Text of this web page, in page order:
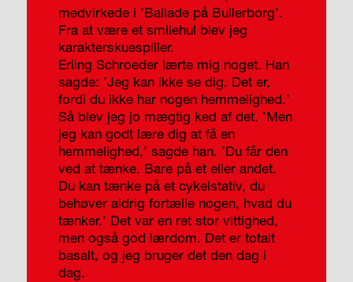
medvirkede i ’Ballade på Bullerborg’.
Fra at være et smilehul blev jeg
karakterskuespiller.
Erling Schroeder lærte mig noget. Han
sagde: ’Jeg kan ikke se dig. Det er,
fordi du ikke har nogen hemmelighed.’
Så blev jeg jo mægtig ked af det. ’Men
jeg kan godt lære dig at få en
hemmelighed,’ sagde han. ’Du får den
ved at tænke. Bare på et eller andet.
Du kan tænke på et cykelstativ, du
behøver aldrig fortælle nogen, hvad du
tænker.’ Det var en ret stor vittighed,
men også god lærdom. Det er totalt
basalt, og jeg bruger det den dag i
dag.